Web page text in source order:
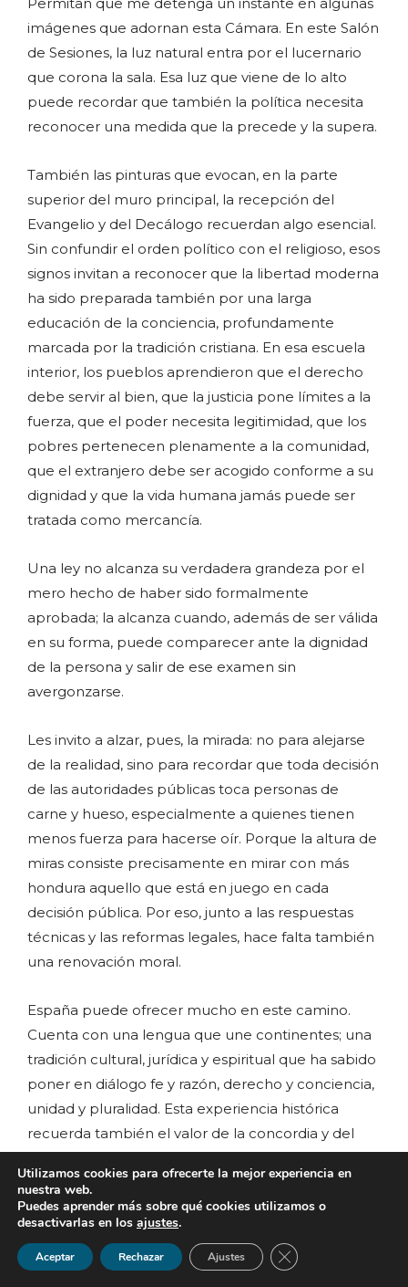
imágenes que adornan esta Cámara. En este Salón
de Sesiones, la luz natural entra por el lucernario
que corona la sala. Esa luz que viene de lo alto
puede recordar que también la política necesita
reconocer una medida que la precede y la supera.
También las pinturas que evocan, en la parte
superior del muro principal, la recepción del
Evangelio y del Decálogo recuerdan algo esencial.
Sin confundir el orden político con el religioso, esos
signos invitan a reconocer que la libertad moderna
ha sido preparada también por una larga
educación de la conciencia, profundamente
marcada por la tradición cristiana. En esa escuela
interior, los pueblos aprendieron que el derecho
debe servir al bien, que la justicia pone límites a la
fuerza, que el poder necesita legitimidad, que los
pobres pertenecen plenamente a la comunidad,
que el extranjero debe ser acogido conforme a su
dignidad y que la vida humana jamás puede ser
tratada como mercancía.
Una ley no alcanza su verdadera grandeza por el
mero hecho de haber sido formalmente
aprobada; la alcanza cuando, además de ser válida
en su forma, puede comparecer ante la dignidad
de la persona y salir de ese examen sin
avergonzarse.
Les invito a alzar, pues, la mirada: no para alejarse
de la realidad, sino para recordar que toda decisión
de las autoridades públicas toca personas de
carne y hueso, especialmente a quienes tienen
menos fuerza para hacerse oír. Porque la altura de
miras consiste precisamente en mirar con más
hondura aquello que está en juego en cada
decisión pública. Por eso, junto a las respuestas
técnicas y las reformas legales, hace falta también
una renovación moral.
España puede ofrecer mucho en este camino.
Cuenta con una lengua que une continentes; una
tradición cultural, jurídica y espiritual que ha sabido
poner en diálogo fe y razón, derecho y conciencia,
unidad y pluralidad. Esta experiencia histórica
recuerda también el valor de la concordia y del
esfuerzo paciente por construir una convivencia
pacífica y justa.
Que esta noble nación jamás pierda la memoria
de sus raíces ni la audacia de mirar al futuro. Que
Utilizamos cookies para ofrecerte la mejor experiencia en
nuestra web.
Puedes aprender más sobre qué cookies utilizamos o
desactivarlas en los ajustes.
Aceptar Rechazar Ajustes Cerrar el banner de